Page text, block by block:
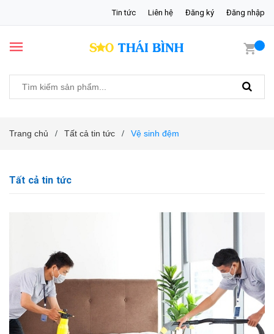
Tin tức Liên hệ Đăng ký Đăng nhập
Trang chủ / Tất cả tin tức / Vệ sinh đệm
Tất cả tin tức